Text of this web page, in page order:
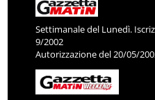
Settimanale del Lunedì.
9/2002
Autorizzazione del 20/05/